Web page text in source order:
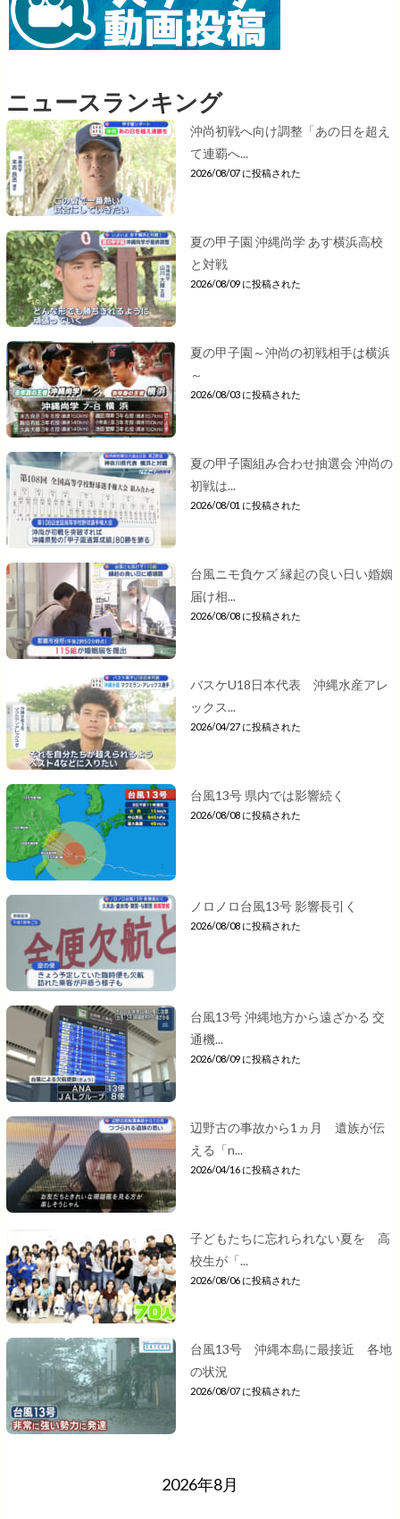
ニュースランキング
沖尚初戦へ向け調整「あの日を超え
て連覇へ...
2026/08/07 に投稿された
夏の甲子園 沖縄尚学 あす横浜高校
と対戦
2026/08/09 に投稿された
夏の甲子園～沖尚の初戦相手は横浜
～
2026/08/03 に投稿された
夏の甲子園組み合わせ抽選会 沖尚の
初戦は...
2026/08/01 に投稿された
台風ニモ負ケズ 縁起の良い日い婚姻
届け相...
2026/08/08 に投稿された
バスケU18日本代表 沖縄水産アレ
ックス...
2026/04/27 に投稿された
台風13号 県内では影響続く
2026/08/08 に投稿された
ノロノロ台風13号 影響長引く
2026/08/08 に投稿された
台風13号 沖縄地方から遠ざかる 交
通機...
2026/08/09 に投稿された
辺野古の事故から1ヵ月 遺族が伝
える「n...
2026/04/16 に投稿された
子どもたちに忘れられない夏を 高
校生が「...
2026/08/06 に投稿された
台風13号 沖縄本島に最接近 各地
の状況
2026/08/07 に投稿された
2026年8月